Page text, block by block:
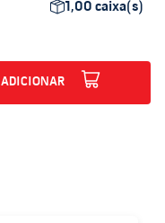
1,00 caixa(s)
ADICIONAR